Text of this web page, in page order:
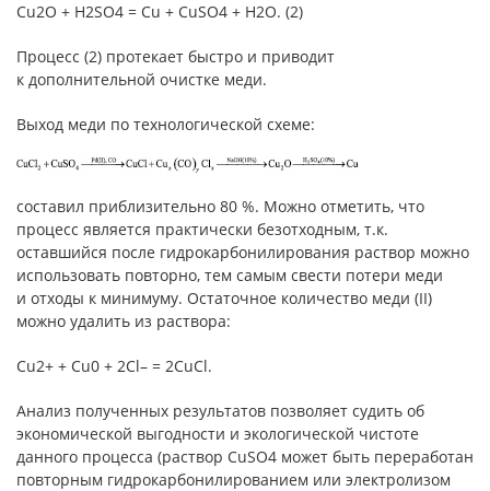
Cu2O + H2SO4 = Cu + CuSO4 + H2O. (2)
Процесс (2) протекает быстро и приводит
к дополнительной очистке меди.
Выход меди по технологической схеме:
составил приблизительно 80 %. Можно отметить, что
процесс является практически безотходным, т.к.
оставшийся после гидрокарбонилирования раствор можно
использовать повторно, тем самым свести потери меди
и отходы к минимуму. Остаточное количество меди (II)
можно удалить из раствора:
Cu2+ + Cu0 + 2Cl– = 2CuCl.
Анализ полученных результатов позволяет судить об
экономической выгодности и экологической чистоте
данного процесса (раствор CuSO4 может быть переработан
повторным гидрокарбонилированием или электролизом